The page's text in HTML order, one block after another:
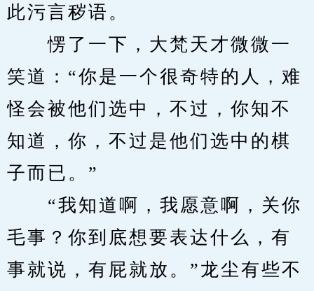
此污言秽语。
愣了一下，大梵天才微微一
笑道：“你是一个很奇特的人，难
怪会被他们选中，不过，你知不
知道，你，不过是他们选中的棋
子而已。”
“我知道啊，我愿意啊，关你
毛事？你到底想要表达什么，有
事就说，有屁就放。”龙尘有些不